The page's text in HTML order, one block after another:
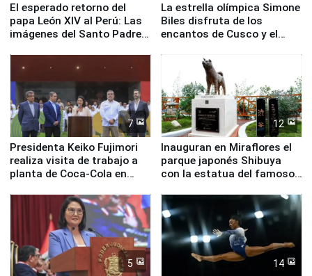
El esperado retorno del
papa León XIV al Perú: Las
imágenes del Santo Padre
La estrella olímpica Simone
Biles disfruta de los
encantos de Cusco y el
7
Presidenta Keiko Fujimori
realiza visita de trabajo a
planta de Coca-Cola en
12
Inauguran en Miraflores el
parque japonés Shibuya
con la estatua del famoso
5 14